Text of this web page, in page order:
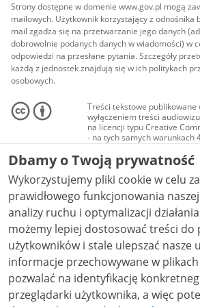
Strony dostępne w domenie www.gov.pl mogą
mailowych. Użytkownik korzystający z odnośnika
mail zgadza się na przetwarzanie jego danych
dobrowolnie podanych danych w wiadomości) w
odpowiedzi na przesłane pytania. Szczegóły
każdą z jednostek znajdują się w ich politykach
osobowych.
Treści tekstowe publikowane
wyłączeniem treści
na licencji typu Creative
- na tych samych warunkach
Materiały audiowizualne, w
audio i wideo, są
Creative Commons: uznanie
niekomercyjne - bez utworów
NC-ND 4.0), o ile nie jest to
Dbamy o Twoją prywatność
Wykorzystujemy pliki cookie w celu
prawidłowego funkcjonowania
analizy ruchu i optymalizacji działania strony.
możemy lepiej dostosować treści do
użytkowników i stale ulepszać nasze usługi.
informacje przechowywane w
pozwalać na identyfikację
przeglądarki użytkownika, a więc